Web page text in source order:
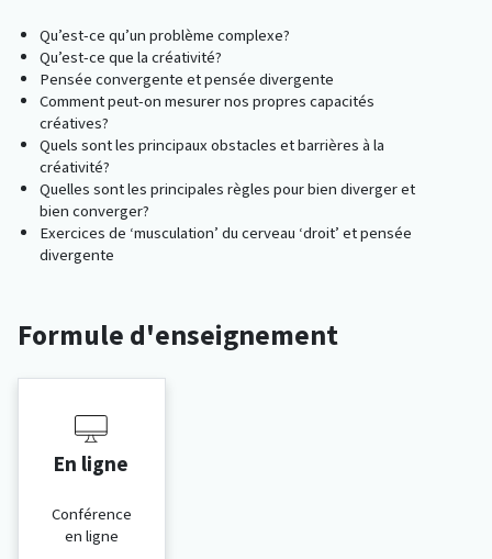
Qu’est-ce qu’un problème complexe?
Qu’est-ce que la créativité?
Pensée convergente et pensée divergente
Comment peut-on mesurer nos propres capacités
créatives?
Quels sont les principaux obstacles et barrières à la
créativité?
Quelles sont les principales règles pour bien diverger et
bien converger?
Exercices de ‘musculation’ du cerveau ‘droit’ et pensée
divergente
Formule d'enseignement
En ligne
Conférence
en ligne